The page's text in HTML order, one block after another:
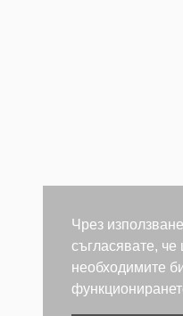
Чрез
съгласявате,
необходимите